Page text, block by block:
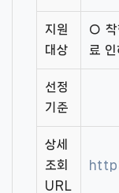
지원
대상
○ 착
료
선정
기준
상세
조회
URL